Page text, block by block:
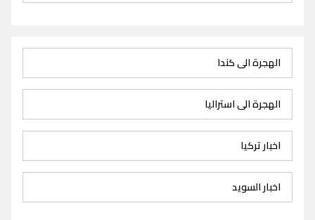
الهجرة الى كندا
الهجرة الى استراليا
اخبار تركيا
اخبار السويد